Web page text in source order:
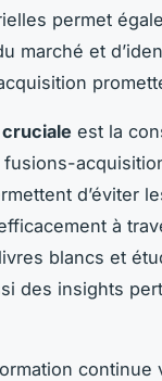
permet
marché et
est la
fusions-
d’éviter
à
blancs et
des insights
continue